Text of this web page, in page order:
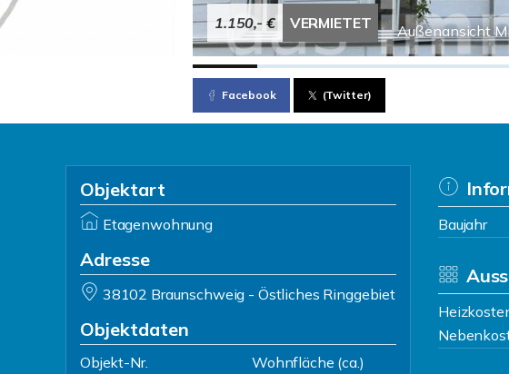
Außenansicht
1.150,- € VERMIETET
Facebook (Twitter)
Objektart
Etagenwohnung
Adresse
38102 Braunschweig - Östliches Ringgebiet
Objektdaten
Objekt-Nr.
Wohnfläche (ca.)
Baujahr